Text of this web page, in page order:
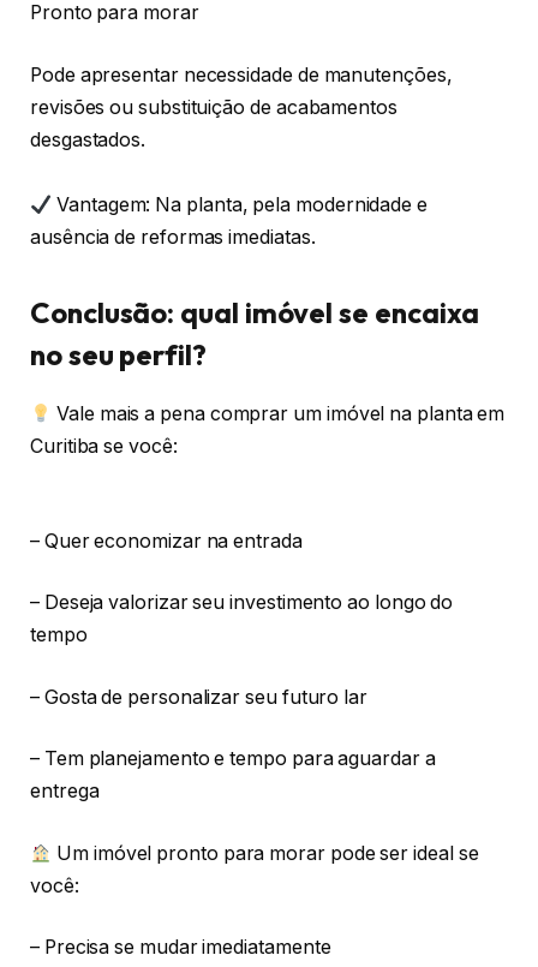
Pronto para morar
Pode apresentar necessidade de manutenções,
revisões ou substituição de acabamentos
desgastados.
Vantagem: Na planta, pela modernidade e
ausência de reformas imediatas.
Conclusão: qual imóvel se encaixa
no seu perfil?
Vale mais a pena comprar um imóvel na planta em
Curitiba se você:
– Quer economizar na entrada
– Deseja valorizar seu investimento ao longo do
tempo
– Gosta de personalizar seu futuro lar
– Tem planejamento e tempo para aguardar a
entrega
Um imóvel pronto para morar pode ser ideal se
você:
– Precisa se mudar imediatamente